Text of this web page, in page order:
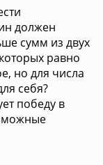
должен
сумм из двух
равно
но для числа
себя?
победу в